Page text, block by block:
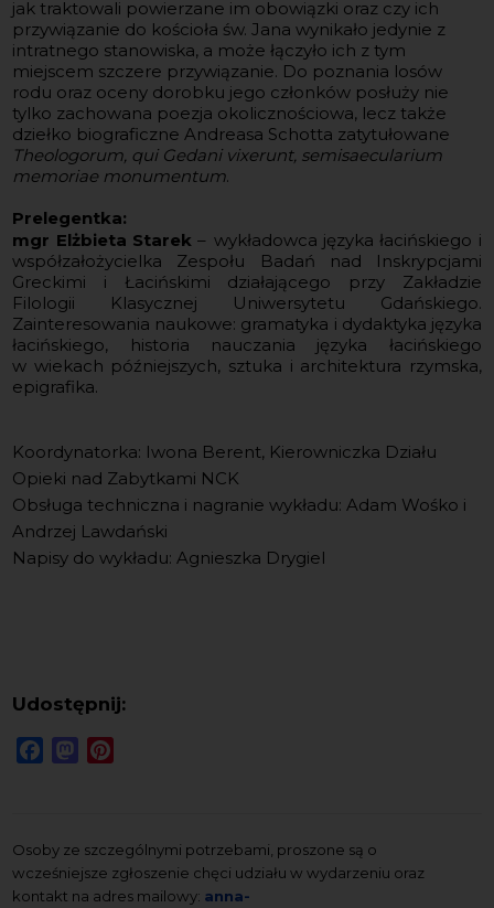
jak traktowali powierzane im obowiązki oraz czy ich
przywiązanie do kościoła św. Jana wynikało jedynie z
intratnego stanowiska, a może łączyło ich z tym
miejscem szczere przywiązanie. Do poznania losów
rodu oraz oceny dorobku jego członków posłuży nie
tylko zachowana poezja okolicznościowa, lecz także
dziełko biograficzne Andreasa Schotta zatytułowane
Theologorum, qui Gedani vixerunt, semisaecularium
memoriae monumentum.
Prelegentka:
mgr Elżbieta Starek – wykładowca języka łacińskiego i
współzałożycielka Zespołu Badań nad Inskrypcjami
Greckimi i Łacińskimi działającego przy Zakładzie
Filologii Klasycznej Uniwersytetu Gdańskiego.
Zainteresowania naukowe: gramatyka i dydaktyka języka
łacińskiego, historia nauczania języka łacińskiego
w wiekach późniejszych, sztuka i architektura rzymska,
epigrafika.
Koordynatorka: Iwona Berent, Kierowniczka Działu
Opieki nad Zabytkami NCK
Obsługa techniczna i nagranie wykładu: Adam Wośko i
Andrzej Lawdański
Napisy do wykładu: Agnieszka Drygiel
Udostępnij:
FacebookMastodon
Osoby ze szczególnymi potrzebami, proszone są o
wcześniejsze zgłoszenie chęci udziału w wydarzeniu oraz
kontakt na adres mailowy: anna-